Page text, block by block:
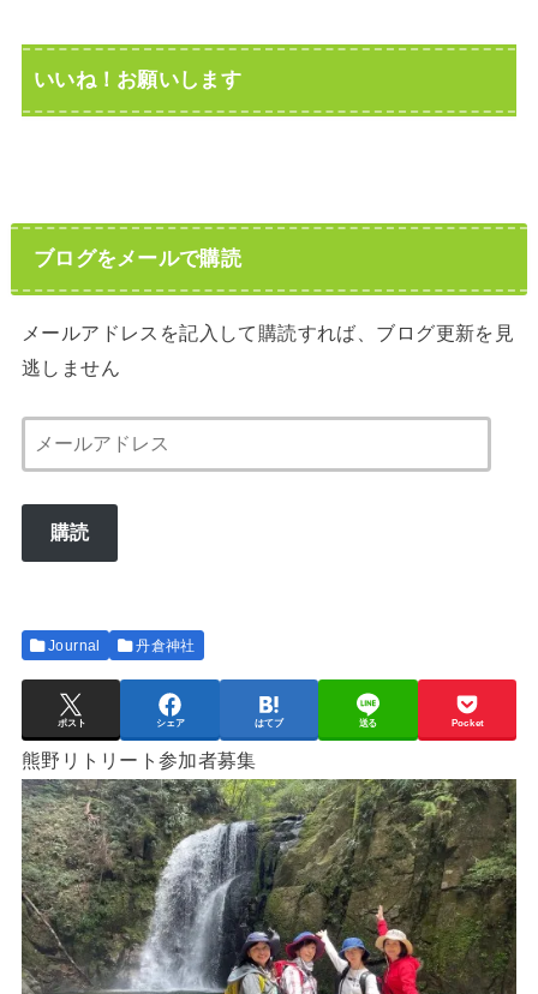
いいね！お願いします
ブログをメールで購読
メールアドレスを記入して購読すれば、ブログ更新を見
逃しません
ー
ル
ス
購読
Journal 丹倉神社
ポスト シェア はてブ 送る Pocket
熊野リトリート参加者募集